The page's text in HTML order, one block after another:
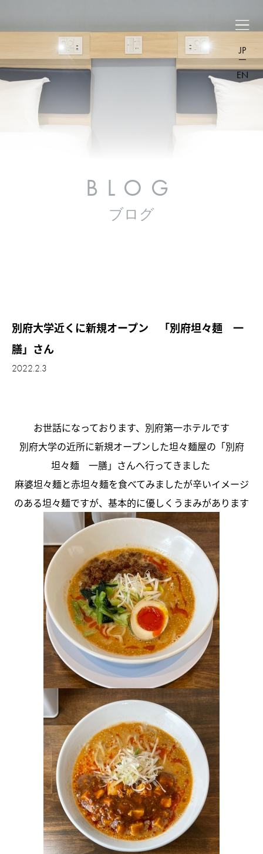
JP
EN
BLOG
ブログ
別府大学近くに新規オープン 「別府坦々麺 一
膳」さん
2022.2.3
お世話になっております、別府第一ホテルです
別府大学の近所に新規オープンした坦々麺屋の「別府
坦々麺 一膳」さんへ行ってきました ‎
麻婆坦々麺と赤坦々麺を食べてみましたが辛いイメージ
のある坦々麺ですが、基本的に優しくうまみがあります